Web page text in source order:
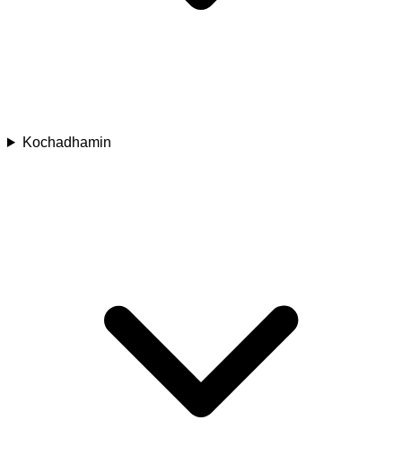
Kochadhamin